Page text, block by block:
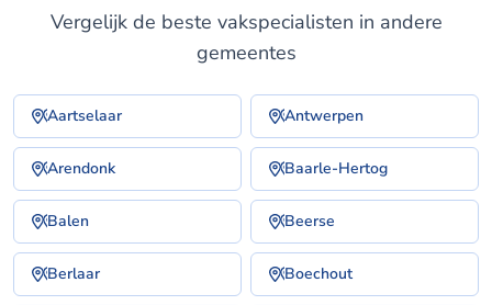
Vergelijk de beste vakspecialisten in andere
gemeentes
Aartselaar Antwerpen
Arendonk Baarle-Hertog
Balen Beerse
Berlaar Boechout